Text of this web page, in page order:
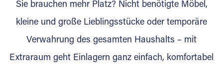
Lagerkunden und Vermietungen.
Ihre Vorteile als Extraraum Partner:
Marktgerechte Preise
Digitale Buchungsplattform
Sie brauchen mehr Platz? Nicht benötigte Möbel,
kleine und große Lieblingsstücke oder temporäre
Verwahrung des gesamten Haushalts – mit
Extraraum geht Einlagern ganz einfach, komfortabel